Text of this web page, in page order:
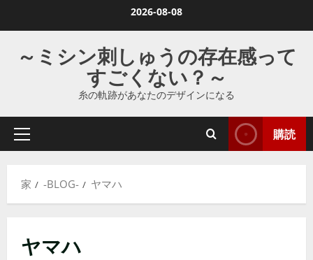
ン
ス
2026-08-08
～ミシン刺しゅうの存在感って
すごくない？～
糸の軌跡があなたのデザインになる
プ
イ
マ
ニ
購読
家 -BLOG- ヤマハ
ヤマハ